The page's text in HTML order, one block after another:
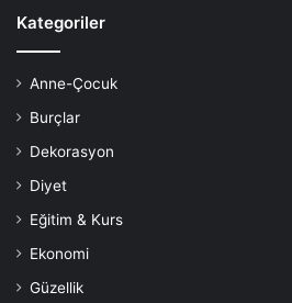
Kategoriler
Anne-Çocuk
Burçlar
Dekorasyon
Diyet
Eğitim & Kurs
Ekonomi
Güzellik